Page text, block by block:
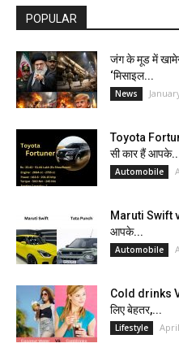
POPULAR
जंग के मूड में
‘मिसाइल...
News
Toyota
सी कार हैं
Automobile
Maruti Swift
आपके...
Automobile
Cold drinks
लिए बेहतर,...
Lifestyle